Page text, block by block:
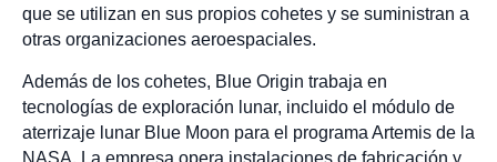
que se utilizan en sus propios cohetes y se suministran a
otras organizaciones aeroespaciales.
Además de los cohetes, Blue Origin trabaja en
tecnologías de exploración lunar, incluido el módulo de
aterrizaje lunar Blue Moon para el programa Artemis de la
NASA. La empresa opera instalaciones de fabricación y